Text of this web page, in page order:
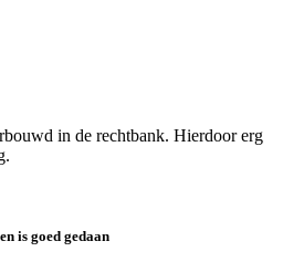
in de rechtbank. Hierdoor erg
is goed gedaan